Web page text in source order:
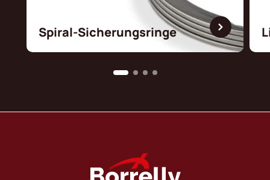
Spiral-Sicherungsringe